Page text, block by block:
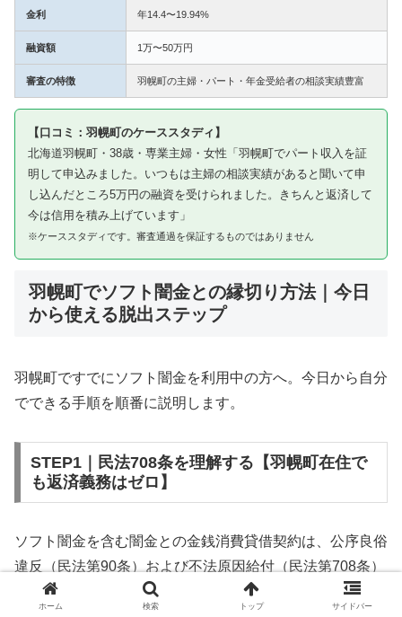
金利 年14.4〜19.94%
融資額 1万〜50万円
審査の特徴 羽幌町の主婦・パート・年金受給者の相談実績豊富
【口コミ：羽幌町のケーススタディ】
北海道羽幌町・38歳・専業主婦・女性「羽幌町でパート収入を証
明して申込みました。いつもは主婦の相談実績があると聞いて申
し込んだところ5万円の融資を受けられました。きちんと返済して
今は信用を積み上げています」
※ケーススタディです。審査通過を保証するものではありません
羽幌町でソフト闇金との縁切り方法｜今日
から使える脱出ステップ
羽幌町ですでにソフト闇金を利用中の方へ。今日から自分
でできる手順を順番に説明します。
STEP1｜民法708条を理解する【羽幌町在住で
も返済義務はゼロ】
ソフト闇金を含む闇金との金銭消費貸借契約は、公序良俗
違反（民法第90条）および不法原因給付（民法第708条）
に該当するため、法的には無効です。羽幌町在住であって
ホーム 検索 トップ サイドバー